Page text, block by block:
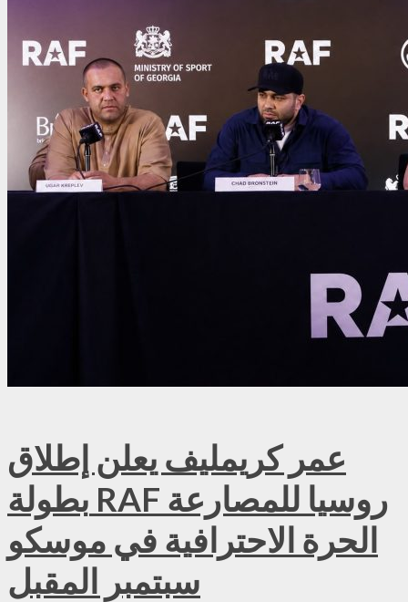
عمر كريمليف يعلن إطلاق
بطولة RAF روسيا للمصارعة
الحرة الاحترافية في موسكو
سبتمبر المقبل